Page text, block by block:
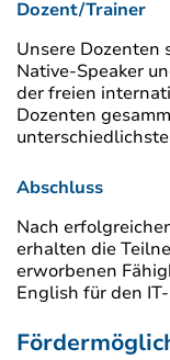
Dozent/Trainer
Unsere Dozenten
Native-Speaker
der freien
Dozenten
Abschluss
Nach
erhalten die
erworbenen
English für den